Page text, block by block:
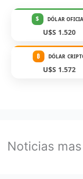
$ DÓLAR
U$S 1.520
₿ DÓLAR
U$S 1.572
Noticias